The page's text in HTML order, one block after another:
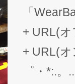
「
+ URL(
+ URL(
゜・*:.